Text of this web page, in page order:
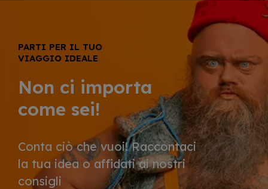
PARTI PER IL TUO
VIAGGIO IDEALE
Non ci importa
come sei!
Conta ciò che vuoi! Raccontaci
la tua idea o affidati ai nostri
consigli